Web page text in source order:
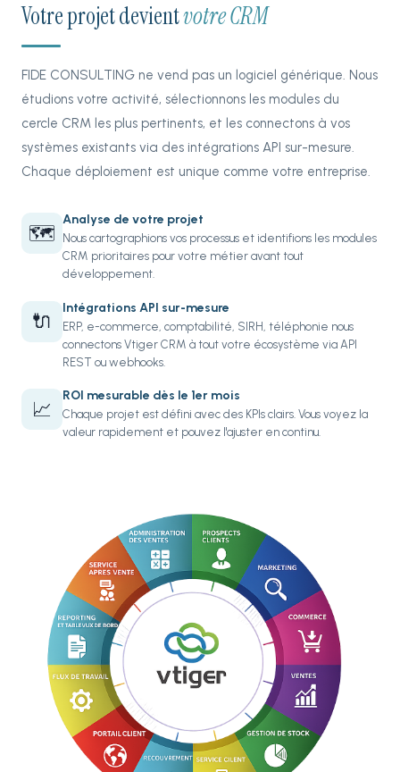
Votre projet devientvotre CRM
FIDE CONSULTING ne vend pas un logiciel générique. Nous
étudions votre activité, sélectionnons les modules du
cercle CRM les plus pertinents, et les connectons à vos
systèmes existants via des intégrations API sur-mesure.
Chaque déploiement est unique comme votre entreprise.
🗺️
Analyse de votre projet
Nous cartographions vos processus et identifions les modules
CRM prioritaires pour votre métier avant tout
développement.
🔌
Intégrations API sur-mesure
ERP, e-commerce, comptabilité, SIRH, téléphonie nous
connectons Vtiger CRM à tout votre écosystème via API
REST ou webhooks.
📈
ROI mesurable dès le 1er mois
Chaque projet est défini avec des KPIs clairs. Vous voyez la
valeur rapidement et pouvez l'ajuster en continu.